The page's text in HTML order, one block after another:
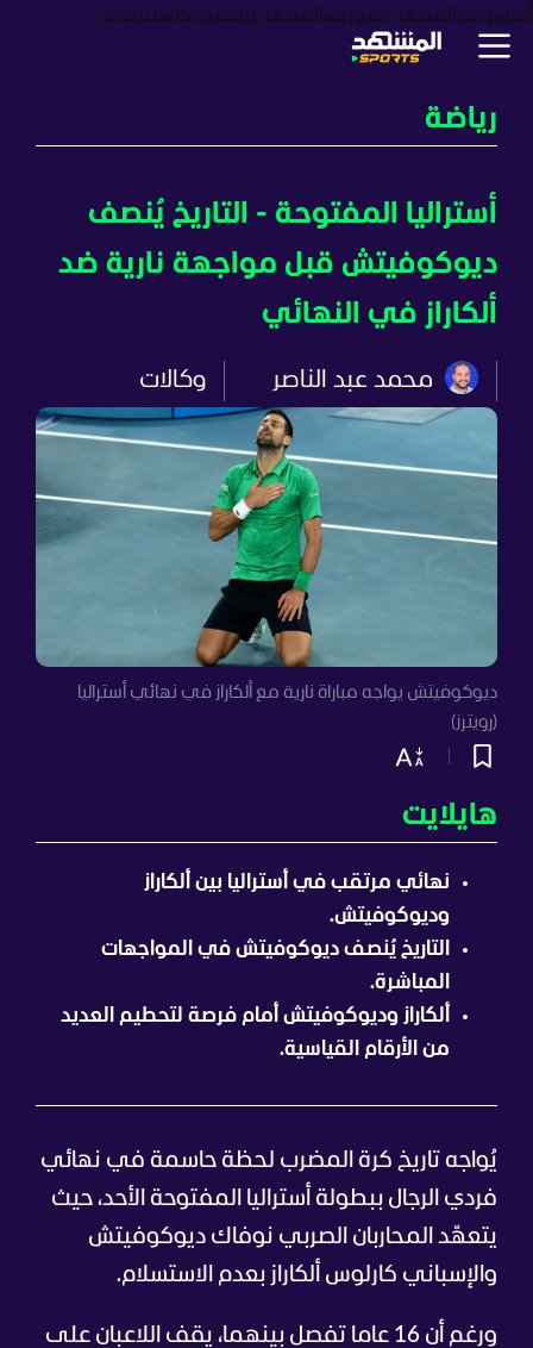
أخبار برامجالمشهد سبورتسالمشهد بزنسبودكاستترندات
رياضة
أستراليا المفتوحة - التاريخ يُنصف
ديوكوفيتش قبل مواجهة نارية ضد
ألكاراز في النهائي
محمد عبد الناصر وكالات
ديوكوفيتش يواجه مباراة نارية مع ألكاراز في نهائي أستراليا
(رويترز)
هايلايت
نهائي مرتقب في أستراليا بين ألكاراز
وديوكوفيتش.
التاريخ يُنصف ديوكوفيتش في المواجهات
المباشرة.
ألكاراز وديوكوفيتش أمام فرصة لتحطيم العديد
من الأرقام القياسية.
يُواجه تاريخ كرة المضرب لحظة حاسمة في نهائي
فردي الرجال ببطولة أستراليا المفتوحة الأحد، حيث
يتعهّد المحاربان الصربي نوفاك ديوكوفيتش
والإسباني كارلوس ألكاراز بعدم الاستسلام.
ورغم أن 16 عاما تفصل بينهما، يقف اللاعبان على